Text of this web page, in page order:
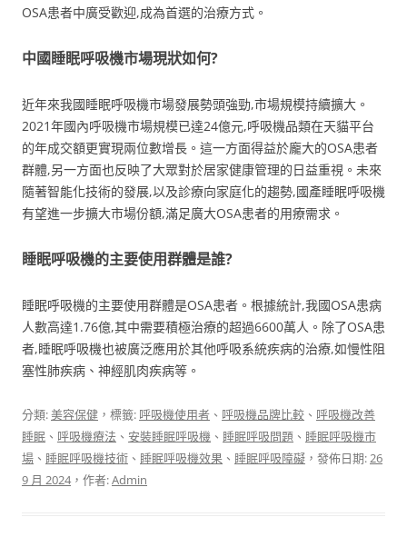
OSA患者中廣受歡迎,成為首選的治療方式。
中國睡眠呼吸機市場現狀如何?
近年來我國睡眠呼吸機市場發展勢頭強勁,市場規模持續擴大。
2021年國內呼吸機市場規模已達24億元,呼吸機品類在天貓平台
的年成交額更實現兩位數增長。這一方面得益於龐大的OSA患者
群體,另一方面也反映了大眾對於居家健康管理的日益重視。未來
隨著智能化技術的發展,以及診療向家庭化的趨勢,國產睡眠呼吸機
有望進一步擴大市場份額,滿足廣大OSA患者的用療需求。
睡眠呼吸機的主要使用群體是誰?
睡眠呼吸機的主要使用群體是OSA患者。根據統計,我國OSA患病
人數高達1.76億,其中需要積極治療的超過6600萬人。除了OSA患
者,睡眠呼吸機也被廣泛應用於其他呼吸系統疾病的治療,如慢性阻
塞性肺疾病、神經肌肉疾病等。
分類:美容保健 ，標籤: 呼吸機使用者 、 呼吸機品牌比較 、 呼吸機改善
睡眠 、 呼吸機療法 、 安裝睡眠呼吸機 、 睡眠呼吸問題 、 睡眠呼吸機市
場 、 睡眠呼吸機技術 、 睡眠呼吸機效果 、 睡眠呼吸障礙 ，發佈日期:26
9 月 2024，作者:Admin